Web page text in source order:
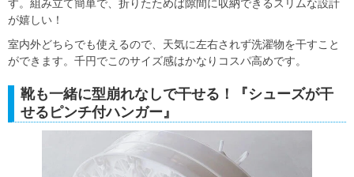
す。組み立て簡単で、折りたためば隙間に収納できるスリムな設計
が嬉しい！
室内外どちらでも使えるので、天気に左右されず洗濯物を干すこと
ができます。千円でこのサイズ感はかなりコスパ高めです。
靴も一緒に型崩れなしで干せる！『シューズが干
せるピンチ付ハンガー』